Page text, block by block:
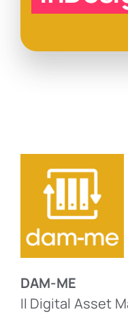
DAM-ME
Il Digital Asset